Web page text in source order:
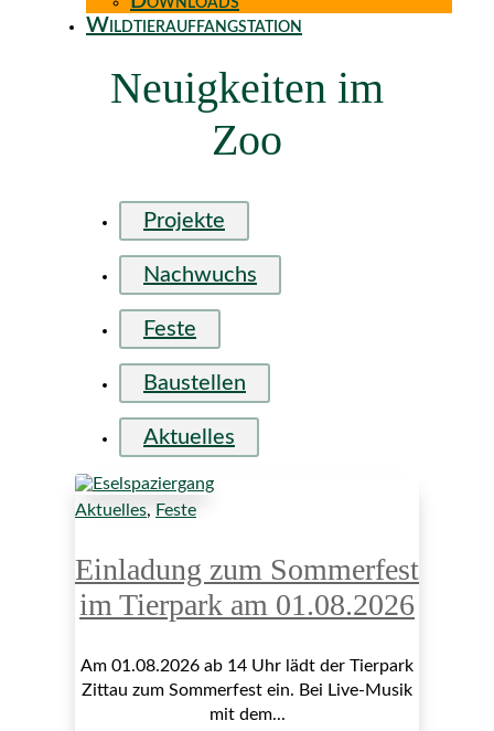
Wildtierauffangstation
Neuigkeiten im
Zoo
Projekte
Nachwuchs
Feste
Baustellen
Aktuelles
Aktuelles, Feste
Einladung zum Sommerfest
im Tierpark am 01.08.2026
Am 01.08.2026 ab 14 Uhr lädt der Tierpark
Zittau zum Sommerfest ein. Bei Live-Musik
mit dem...